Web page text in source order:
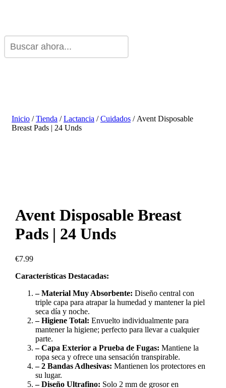
Inicio /Tienda /Lactancia /Cuidados / Avent Disposable
Breast Pads | 24 Unds
Avent Disposable Breast
Pads | 24 Unds
€7.99
Características Destacadas:
– Material Muy Absorbente: Diseño central con
triple capa para atrapar la humedad y mantener la piel
seca día y noche.
– Higiene Total: Envuelto individualmente para
mantener la higiene; perfecto para llevar a cualquier
parte.
– Capa Exterior a Prueba de Fugas: Mantiene la
ropa seca y ofrece una sensación transpirable.
– 2 Bandas Adhesivas: Mantienen los protectores en
su lugar.
– Diseño Ultrafino: Solo 2 mm de grosor en